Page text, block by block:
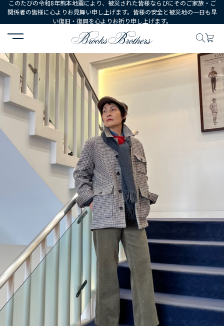
このたびの令和8年熊本地震により、被災された皆様ならびにそのご家族・ご
関係者の皆様に心よりお見舞い申し上げます。皆様の安全と被災地の一日も早
い復旧・復興を心よりお祈り申し上げます。
HOME コーディネート コーディネート詳細